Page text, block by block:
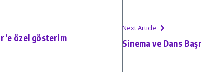
özel gösterim
Next Article
Sinema ve Dans